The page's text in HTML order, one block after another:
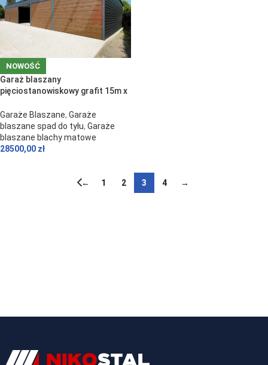
NOWOŚĆ
Garaż blaszany
pięciostanowiskowy grafit 15m x
Garaże Blaszane, Garaże
blaszane spad do tyłu, Garaże
blaszane blachy matowe
28500,00 zł
← 1 2 3 4 →